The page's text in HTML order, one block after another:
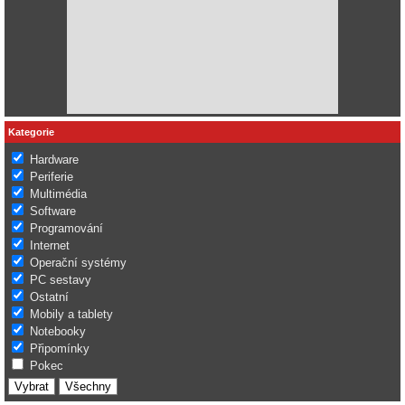
Kategorie
Hardware
Periferie
Multimédia
Software
Programování
Internet
Operační systémy
PC sestavy
Ostatní
Mobily a tablety
Notebooky
Připomínky
Pokec